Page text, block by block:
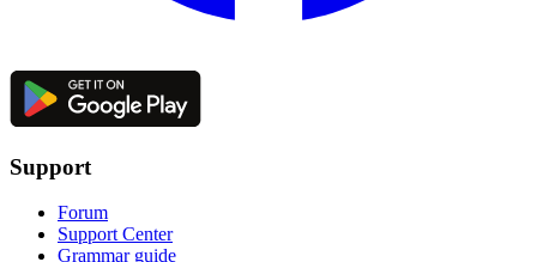
Support
Forum
Support Center
Grammar guide